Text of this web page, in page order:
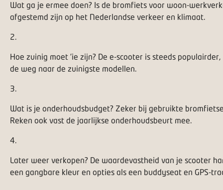
Wat ga je ermee doen? Is de bromfiets voor woon-
afgestemd zijn op het Nederlandse verkeer en klimaat.
2.
Hoe zuinig moet ’ie zijn? De e-scooter is steeds
de weg naar de zuinigste modellen.
3.
Wat is je onderhoudsbudget? Zeker bij gebruikte
Reken ook vast de jaarlijkse onderhoudsbeurt mee.
4.
Later weer verkopen? De waardevastheid van je scooter
een gangbare kleur en opties als een buddyseat en GPS-